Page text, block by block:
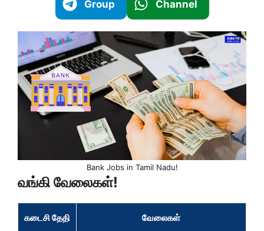
Group Channel
Bank Jobs in Tamil Nadu!
வங்கி வேலைகள்!
கடைசி தேதி வேலைகள்